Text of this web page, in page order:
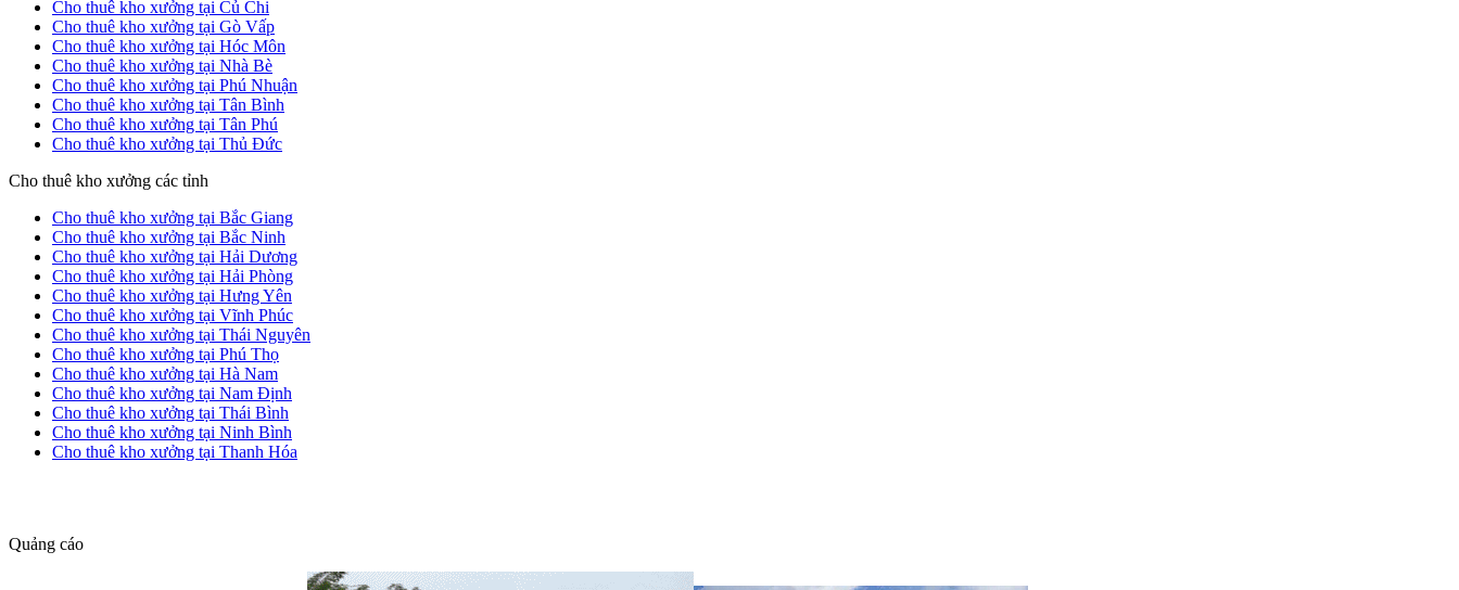
Cho thuê kho xưởng tại Củ Chi
Cho thuê kho xưởng tại Gò Vấp
Cho thuê kho xưởng tại Hóc Môn
Cho thuê kho xưởng tại Nhà Bè
Cho thuê kho xưởng tại Phú Nhuận
Cho thuê kho xưởng tại Tân Bình
Cho thuê kho xưởng tại Tân Phú
Cho thuê kho xưởng tại Thủ Đức
Cho thuê kho xưởng các tỉnh
Cho thuê kho xưởng tại Bắc Giang
Cho thuê kho xưởng tại Bắc Ninh
Cho thuê kho xưởng tại Hải Dương
Cho thuê kho xưởng tại Hải Phòng
Cho thuê kho xưởng tại Hưng Yên
Cho thuê kho xưởng tại Vĩnh Phúc
Cho thuê kho xưởng tại Thái Nguyên
Cho thuê kho xưởng tại Phú Thọ
Cho thuê kho xưởng tại Hà Nam
Cho thuê kho xưởng tại Nam Định
Cho thuê kho xưởng tại Thái Bình
Cho thuê kho xưởng tại Ninh Bình
Cho thuê kho xưởng tại Thanh Hóa
Quảng cáo